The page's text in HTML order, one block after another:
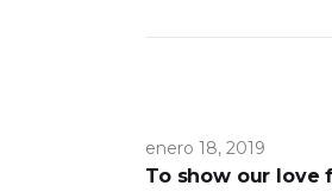
enero 18, 2019
To show our love